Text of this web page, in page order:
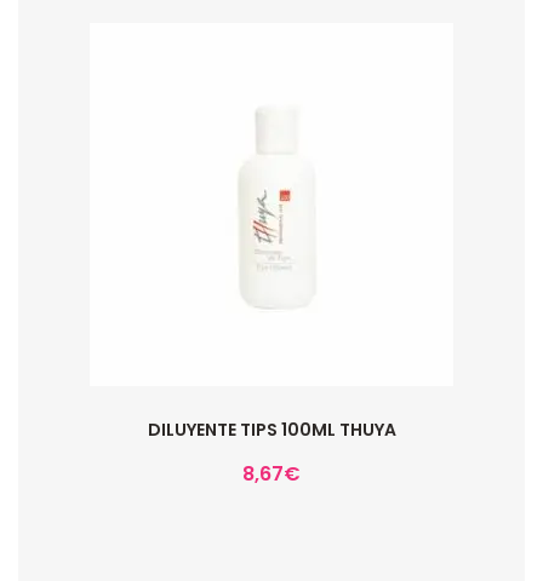
DILUYENTE TIPS 100ML THUYA
8,67€